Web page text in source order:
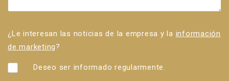
¿Le interesan las noticias de la empresa y la información
de marketing?
Deseo ser informado regularmente.